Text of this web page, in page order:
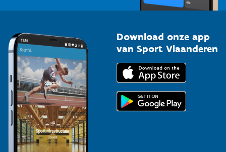
Download onze app
van Sport Vlaanderen